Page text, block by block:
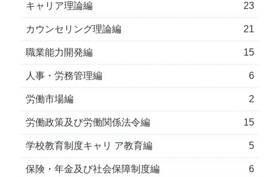
キャリア理論編 23
カウンセリング理論編 21
職業能力開発編 15
人事・労務管理編 6
労働市場編 2
労働政策及び労働関係法令編 15
学校教育制度キャリ ア教育編 5
保険・年金及び社会保障制度編 6